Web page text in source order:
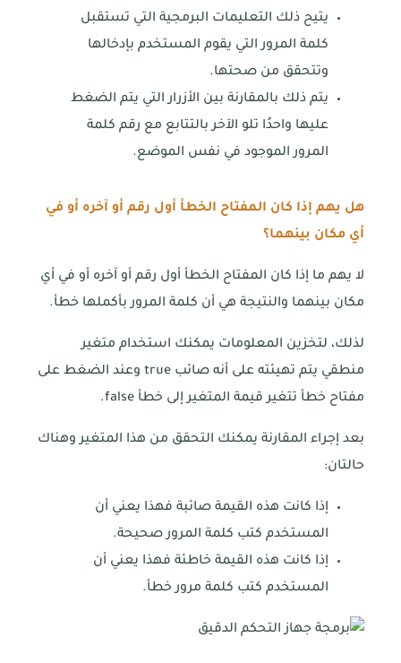
يتيح ذلك التعليمات البرمجية التي تستقبل
كلمة المرور التي يقوم المستخدم بإدخالها
وتتحقق من صحتها.
يتم ذلك بالمقارنة بين الأزرار التي يتم الضغط
عليها واحدًا تلو الآخر بالتتابع مع رقم كلمة
المرور الموجود في نفس الموضع.
هل يهم إذا كان المفتاح الخطأ أول رقم أو آخره أو في
أي مكان بينهما؟
لا يهم ما إذا كان المفتاح الخطأ أول رقم أو آخره أو في أي
مكان بينهما والنتيجة هي أن كلمة المرور بأكملها خطأ.
لذلك، لتخزين المعلومات يمكنك استخدام متغير
منطقي يتم تهيئته على أنه صائب true وعند الضغط على
مفتاح خطأ تتغير قيمة المتغير إلى خطأ false.
بعد إجراء المقارنة يمكنك التحقق من هذا المتغير وهناك
حالتان:
إذا كانت هذه القيمة صائبة فهذا يعني أن
المستخدم كتب كلمة المرور صحيحة.
إذا كانت هذه القيمة خاطئة فهذا يعني أن
المستخدم كتب كلمة مرور خطأ.